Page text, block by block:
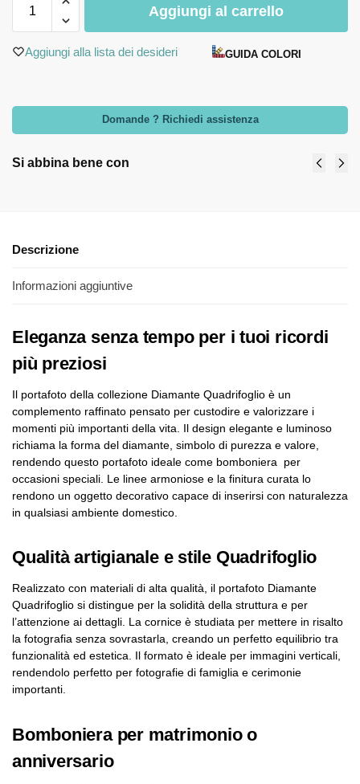
Aggiungi al carrello
Aggiungi alla lista dei desideri GUIDA COLORI
Domande ? Richiedi assistenza
Si abbina bene con
Descrizione
Informazioni aggiuntive
Eleganza senza tempo per i tuoi ricordi
più preziosi
Il portafoto della collezione Diamante Quadrifoglio è un
complemento raffinato pensato per custodire e valorizzare i
momenti più importanti della vita. Il design elegante e luminoso
richiama la forma del diamante, simbolo di purezza e valore,
rendendo questo portafoto ideale come bomboniera per
occasioni speciali. Le linee armoniose e la finitura curata lo
rendono un oggetto decorativo capace di inserirsi con naturalezza
in qualsiasi ambiente domestico.
Qualità artigianale e stile Quadrifoglio
Realizzato con materiali di alta qualità, il portafoto Diamante
Quadrifoglio si distingue per la solidità della struttura e per
l’attenzione ai dettagli. La cornice è studiata per mettere in risalto
la fotografia senza sovrastarla, creando un perfetto equilibrio tra
funzionalità ed estetica. Il formato è ideale per immagini verticali,
rendendolo perfetto per fotografie di famiglia e cerimonie
importanti.
Bomboniera per matrimonio o
anniversario